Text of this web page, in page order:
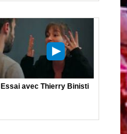
Essai avec Thierry Binisti